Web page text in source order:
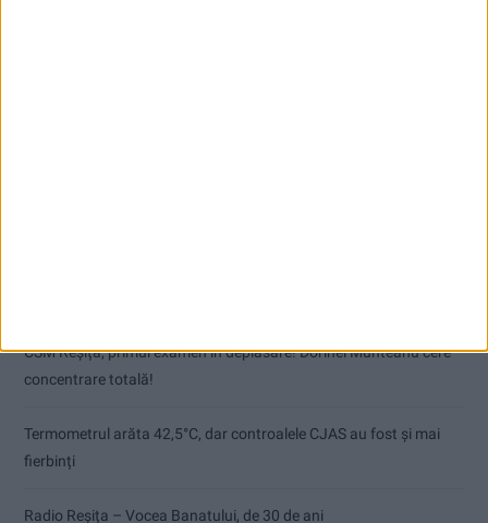
CSM Reșița, primul examen în deplasare! Dorinel Munteanu cere
concentrare totală!
Termometrul arăta 42,5°C, dar controalele CJAS au fost și mai
fierbinți
Radio Reșița – Vocea Banatului, de 30 de ani